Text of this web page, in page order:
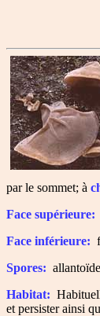
par le sommet; à
Face supérieure:
Face inférieure:
Spores:
Habitat:
et persister ainsi